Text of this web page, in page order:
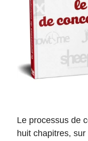
Le processus de
huit chapitres,